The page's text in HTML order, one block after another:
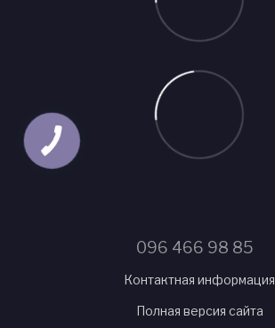
096 466 98 85
Контактная информация
Полная версия сайта